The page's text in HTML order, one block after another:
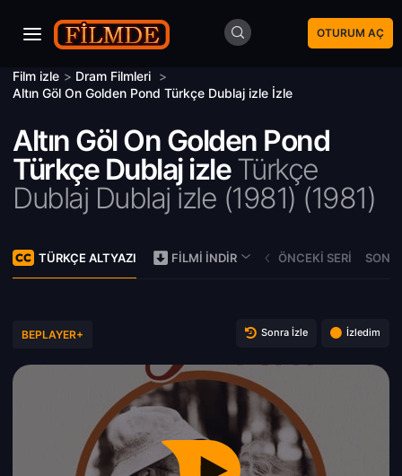
OTURUM AÇ
Film izle > Dram Filmleri >
Altın Göl On Golden Pond Türkçe Dublaj izle İzle
Altın Göl On Golden Pond
Türkçe Dublaj izleTürkçe
Dublaj Dublaj izle (1981) (1981)
TÜRKÇE ALTYAZI FILMI İNDIR ÖNCEKI SERI
BEPLAYER+ Sonra İzle İzledim